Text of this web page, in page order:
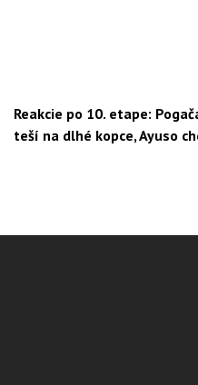
Reakcie po 10. etape:
teší na dlhé kopce, Ayuso